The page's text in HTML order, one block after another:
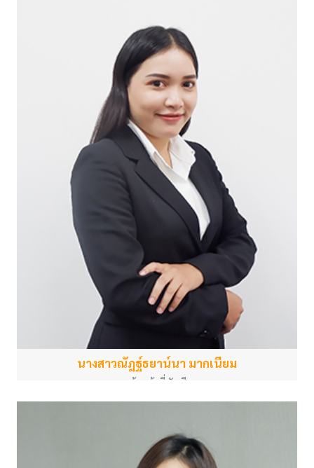
kanokwanpsu18.ko@gmail.com
นางสาวณัฎฐ์ธยาน์นา มากเนียม
เจ้าหน้าที่บัญชี
jantima.63540@gmail.com